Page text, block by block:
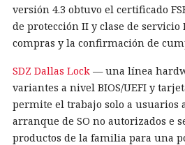
versión 4.3 obtuvo el certificado
de protección II y clase de servicio
compras y la confirmación de
SDZ Dallas Lock — una línea
variantes a nivel BIOS/UEFI y
permite el trabajo solo a usuarios
arranque de SO no autorizados e
productos de la familia para una